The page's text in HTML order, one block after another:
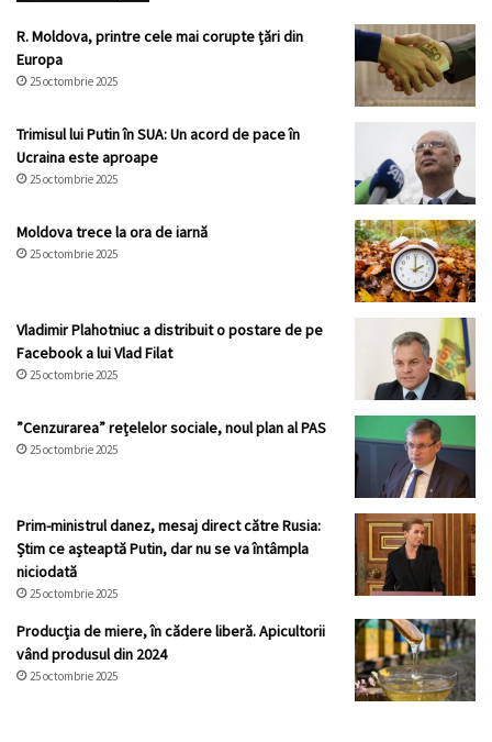
R. Moldova, printre cele mai corupte țări din
Europa
25 octombrie 2025
Trimisul lui Putin în SUA: Un acord de pace în
Ucraina este aproape
25 octombrie 2025
Moldova trece la ora de iarnă
25 octombrie 2025
Vladimir Plahotniuc a distribuit o postare de pe
Facebook a lui Vlad Filat
25 octombrie 2025
”Cenzurarea” rețelelor sociale, noul plan al PAS
25 octombrie 2025
Prim-ministrul danez, mesaj direct către Rusia:
Știm ce așteaptă Putin, dar nu se va întâmpla
niciodată
25 octombrie 2025
Producția de miere, în cădere liberă. Apicultorii
vând produsul din 2024
25 octombrie 2025